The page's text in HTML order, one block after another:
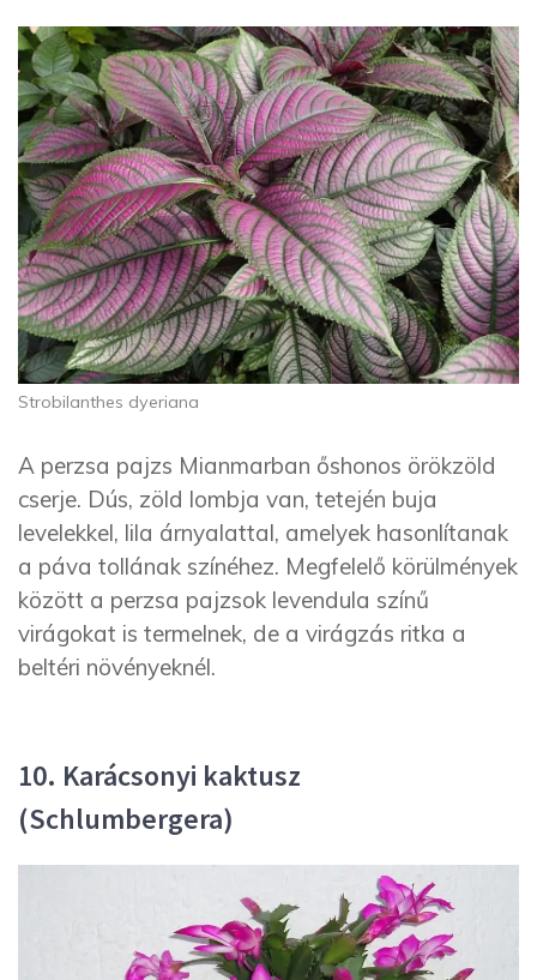
Strobilanthes dyeriana
A perzsa pajzs Mianmarban őshonos örökzöld
cserje. Dús, zöld lombja van, tetején buja
levelekkel, lila árnyalattal, amelyek hasonlítanak
a páva tollának színéhez. Megfelelő körülmények
között a perzsa pajzsok levendula színű
virágokat is termelnek, de a virágzás ritka a
beltéri növényeknél.
10. Karácsonyi kaktusz
(Schlumbergera)